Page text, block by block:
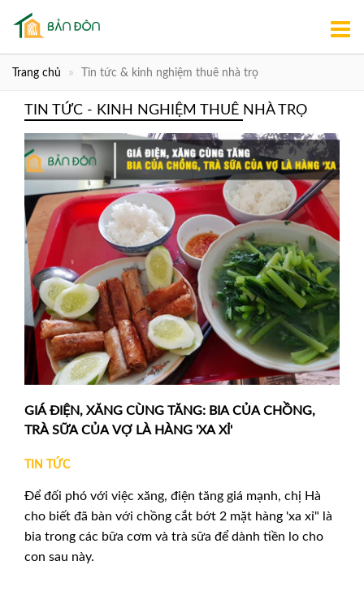
Trang chủ Tin tức & kinh nghiệm thuê nhà trọ
TIN TỨC - KINH NGHIỆM THUÊ NHÀ TRỌ
GIÁ ĐIỆN, XĂNG CÙNG TĂNG: BIA CỦA CHỒNG,
TRÀ SỮA CỦA VỢ LÀ HÀNG 'XA XỈ'
TIN TỨC
Để đối phó với việc xăng, điện tăng giá mạnh, chị Hà
cho biết đã bàn với chồng cắt bớt 2 mặt hàng 'xa xỉ" là
bia trong các bữa cơm và trà sữa để dành tiền lo cho
con sau này.